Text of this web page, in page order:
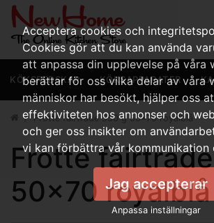
KÖKSREDSKAP KÖKSAPPARATER
Frotté fairtrade 550 g 50x70 royalblå
Frotté
50x70 royalblå
Acceptera cookies och
Cookies gör att du kan använda
att anpassa din upplevelse på våra
berättar för oss vilka delar av våra
människor har besökt, hjälper oss
effektiviteten hos annonser och
och ger oss insikter om
vi kan förbättra vår kommunikation
Jag accepterar
Anpassa inställningar